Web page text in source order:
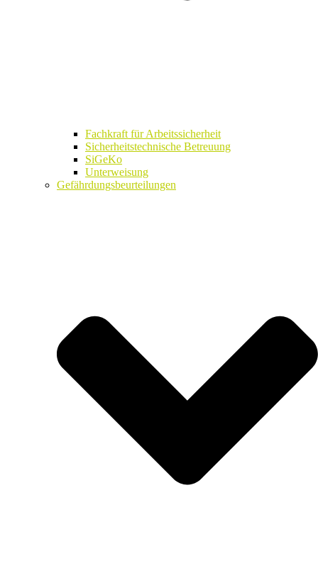
Fachkraft für Arbeitssicherheit
Sicherheitstechnische Betreuung
SiGeKo
Unterweisung
Gefährdungsbeurteilungen